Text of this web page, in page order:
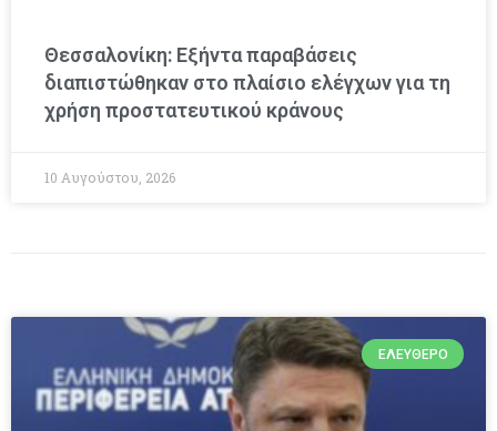
Θεσσαλονίκη: Εξήντα παραβάσεις
διαπιστώθηκαν στο πλαίσιο ελέγχων για τη
χρήση προστατευτικού κράνους
10 Αυγούστου, 2026
ΕΛΕΎΘΕΡΟ